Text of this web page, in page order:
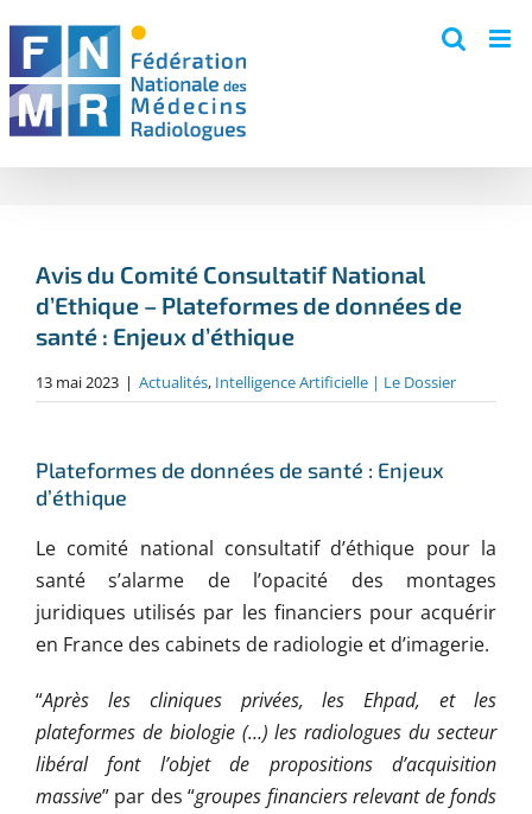
content
Avis du Comité Consultatif National
d’Ethique – Plateformes de données de
santé : Enjeux d’éthique
13 mai 2023 | Actualités, Intelligence Artificielle | Le Dossier
Plateformes de données de santé : Enjeux
d’éthique
Le comité national consultatif d’éthique pour la
santé s’alarme de l’opacité des montages
juridiques utilisés par les financiers pour acquérir
en France des cabinets de radiologie et d’imagerie.
“Après les cliniques privées, les Ehpad, et les
plateformes de biologie (…) les radiologues du secteur
libéral font l’objet de propositions d’acquisition
massive” par des “groupes financiers relevant de fonds